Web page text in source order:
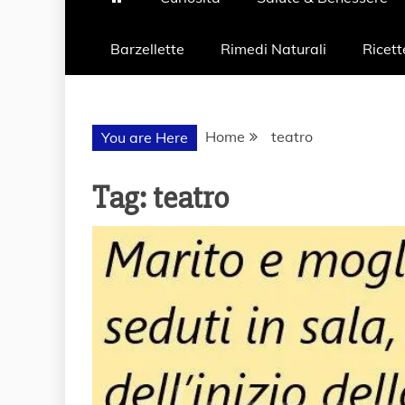
Barzellette Rimedi Naturali
You are Here Home teatro
Tag:teatro